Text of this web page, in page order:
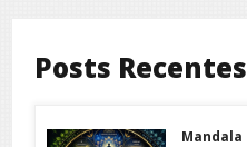
Posts Recentes
Mandala